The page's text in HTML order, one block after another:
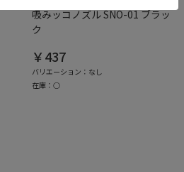
吸みッコノズル SNO-01 ブラッ
ク
￥437
バリエーション：なし
在庫：○